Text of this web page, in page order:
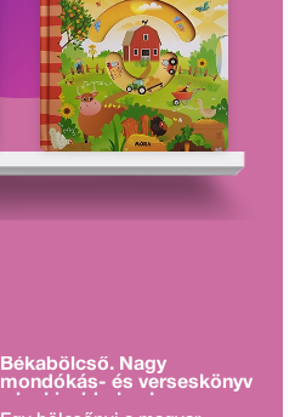
Békabölcső. Nagy
mondókás- és verseskönyv